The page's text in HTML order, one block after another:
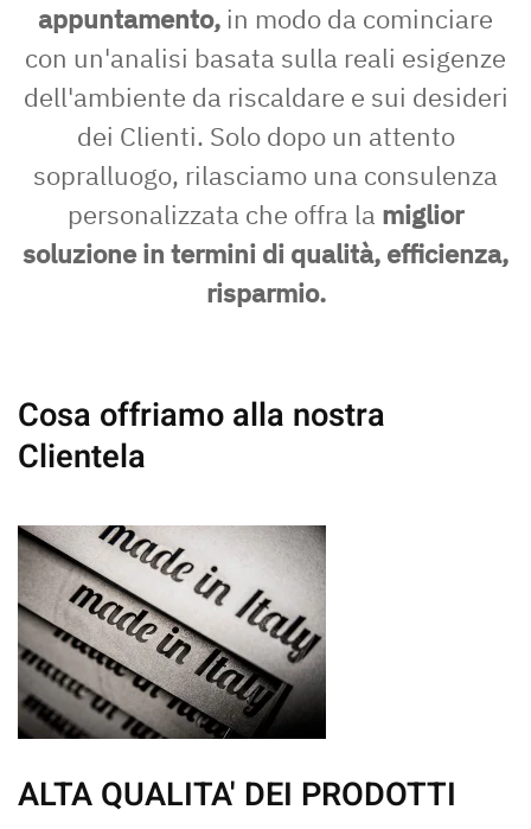
appuntamento, in modo da cominciare
con un'analisi basata sulla reali esigenze
dell'ambiente da riscaldare e sui desideri
dei Clienti. Solo dopo un attento
sopralluogo, rilasciamo una consulenza
personalizzata che offra la miglior
soluzione in termini di qualità, efficienza,
risparmio.
Cosa offriamo alla nostra
Clientela
ALTA QUALITA' DEI PRODOTTI